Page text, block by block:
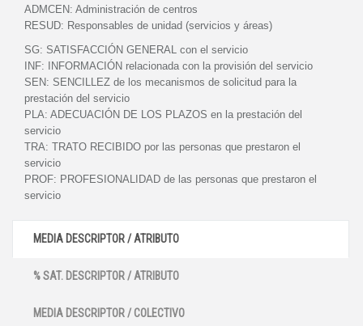
ADMCEN: Administración de centros
RESUD: Responsables de unidad (servicios y áreas)
SG: SATISFACCIÓN GENERAL con el servicio
INF:
INFORMACIÓN relacionada con la provisión del servicio
SEN: SENCILLEZ de los mecanismos de solicitud para la
prestación del servicio
PLA: ADECUACIÓN DE LOS PLAZOS en la prestación del
servicio
TRA: TRATO RECIBIDO por las personas que prestaron el
servicio
PROF: PROFESIONALIDAD de las personas que prestaron el
servicio
MEDIA DESCRIPTOR / ATRIBUTO
% SAT. DESCRIPTOR / ATRIBUTO
MEDIA DESCRIPTOR / COLECTIVO